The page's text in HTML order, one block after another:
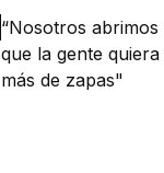
“Nosotros
que la gente
más de zapas"